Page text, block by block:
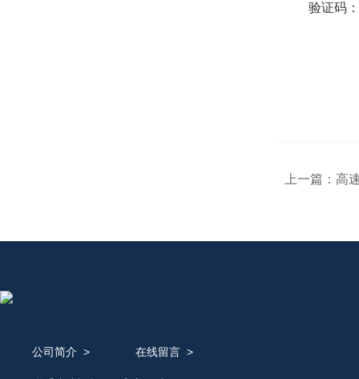
验证码
上一篇： 高
公司简介 > 在线留言>